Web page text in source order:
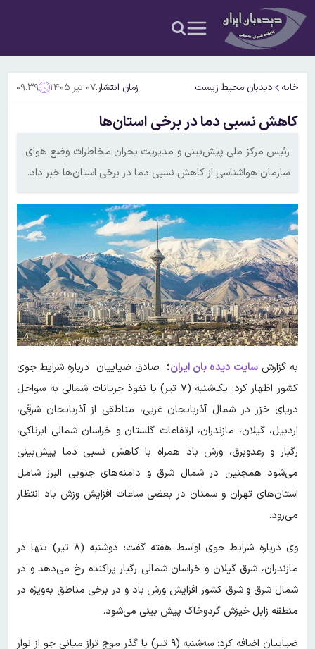
خانه دیدبان محیط زیست زمان انتشار:۰۷ تیر ۱۴۰۵ ۰۹:۳۹
کاهش نسبی دما در برخی استان‌ها
رئیس مرکز ملی پیش‌بینی و مدیریت بحران مخاطرات وضع هوای
سازمان هواشناسی از کاهش نسبی دما در برخی استان‌ها خبر داد.
به گزارشسایت دیده بان ایران؛ صادق ضیاییان درباره شرایط جوی
کشور اظهار کرد: یک‌شنبه (۷ تیر) با نفوذ جریانات شمالی به سواحل
دریای خزر در شمال آذربایجان‌ غربی، مناطقی از آذربایجان‌ شرقی،
اردبیل، گیلان، مازندران، ارتفاعات گلستان و خراسان شمالی ابرناکی،
رگبار و رعدوبرق، وزش باد همراه با کاهش نسبی دما پیش‌بینی
می‌شود همچنین در شمال شرق و دامنه‌های جنوبی البرز شامل
استان‌های تهران و سمنان در بعضی ساعات افزایش وزش باد انتظار
می‌رود.
وی درباره شرایط جوی اواسط هفته گفت: دوشنبه (۸ تیر) تنها در
مازندران، شرق گیلان و خراسان شمالی رگبار پراکنده رخ می‌دهد و در
شمال شرق و شرق کشور افزایش وزش باد و در برخی مناطق به‌ویژه در
منطقه زابل خیزش گردوخاک پیش بینی می‌شود.
ضیاییان اضافه کرد: سه‌شنبه (۹ تیر) با گذر موج تراز میانی جو از نوار